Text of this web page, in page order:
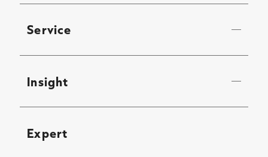
Service
Insight
Expert